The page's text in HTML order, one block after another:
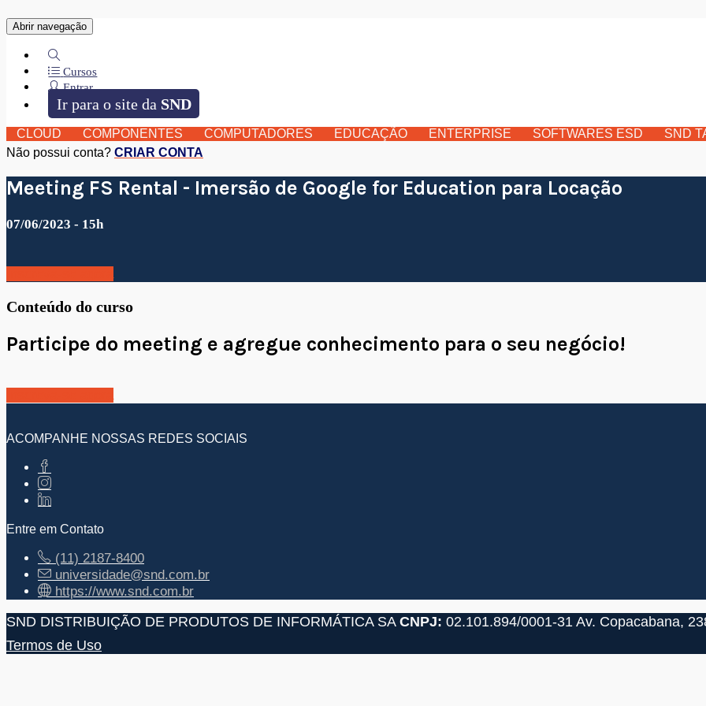
Abrir navegação
Cursos
Entrar
Ir para o site da SND
CLOUD COMPONENTES COMPUTADORES EDUCAÇÃO ENTERPRISE SOFTWARES ESD SND
Entre com a sua conta
Esqueceu?
Não possui conta? CRIAR CONTA
Meeting FS Rental - Imersão de Google for Education para Locação
07/06/2023 - 15h
Conteúdo do curso
Participe do meeting e agregue conhecimento para o seu negócio!
ACOMPANHE NOSSAS REDES SOCIAIS
Entre em Contato
(11) 2187-8400
universidade@snd.com.br
https://www.snd.com.br
SND DISTRIBUIÇÃO DE PRODUTOS DE INFORMÁTICA SA CNPJ: 02.101.894/0001-31 Av. Copacabana,
Termos de Uso